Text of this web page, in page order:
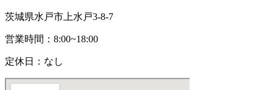
茨城県水戸市上水戸3-8-7
営業時間：8:00~18:00
定休日：なし